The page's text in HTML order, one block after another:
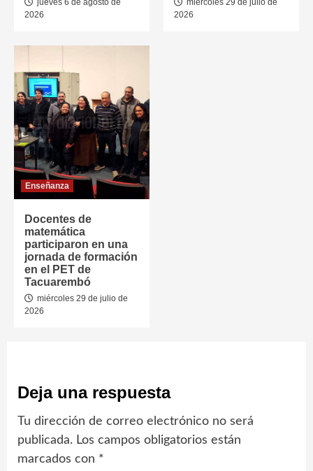
2026
2026
Enseñanza
Docentes de
matemática
participaron en una
jornada de formación
en el PET de
Tacuarembó
miércoles 29 de julio de
2026
Deja una respuesta
Tu dirección de correo electrónico no será
publicada. Los campos obligatorios están
marcados con *